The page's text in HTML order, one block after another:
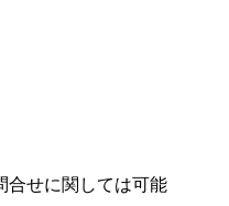
せに関しては可能